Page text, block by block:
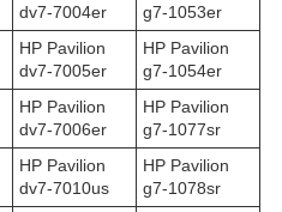
dv7-7004er
g7-1053er
HP Pavilion
dv7-7005er
HP Pavilion
g7-1054er
HP Pavilion
dv7-7006er
HP Pavilion
g7-1077sr
HP Pavilion
dv7-7010us
HP Pavilion
g7-1078sr